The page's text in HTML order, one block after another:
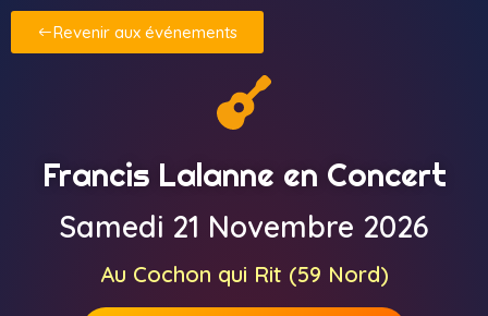
Revenir aux événements
Francis Lalanne en Concert
Samedi 21 Novembre 2026
Au Cochon qui Rit (59 Nord)